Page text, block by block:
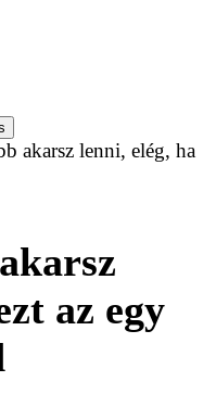
akarsz lenni, elég, ha
az egy